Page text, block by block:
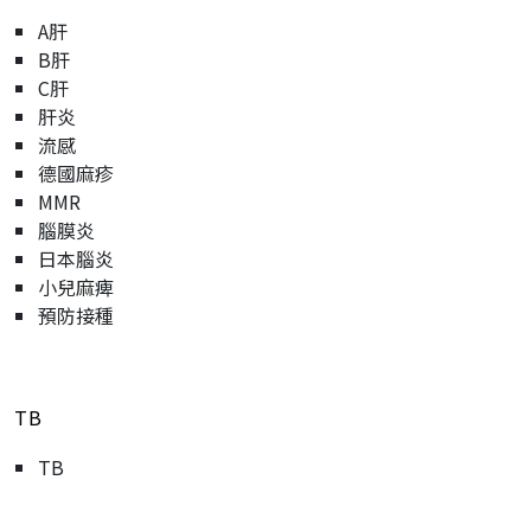
A肝
B肝
C肝
肝炎
流感
德國麻疹
MMR
腦膜炎
日本腦炎
小兒麻痺
預防接種
TB
TB